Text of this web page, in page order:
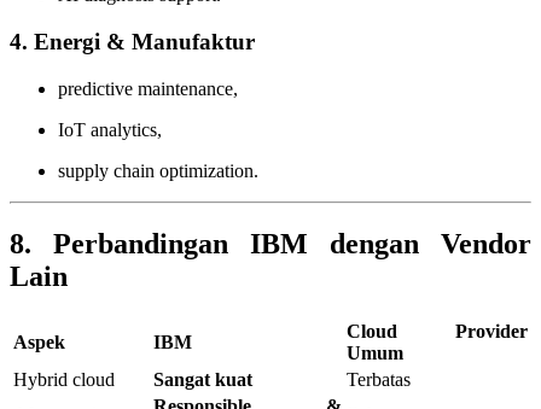
4. Energi & Manufaktur
predictive maintenance,
IoT analytics,
supply chain optimization.
8. Perbandingan IBM dengan Vendor
Lain
Aspek IBM
Cloud Provider
Umum
Hybrid cloud
Sangat kuat
Terbatas